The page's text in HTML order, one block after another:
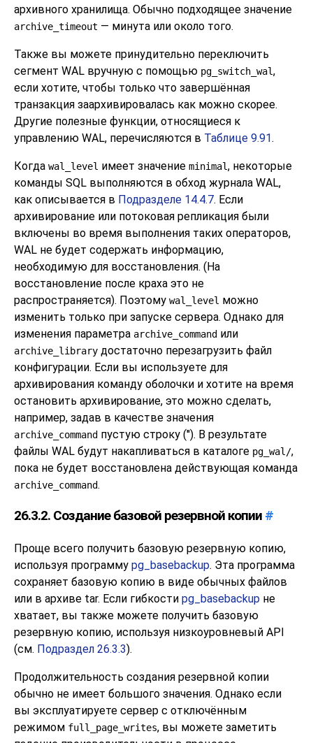
архивного хранилища. Обычно подходящее значение
archive_timeout — минута или около того.
Также вы можете принудительно переключить
сегмент WAL вручную с помощью pg_switch_wal,
если хотите, чтобы только что завершённая
транзакция заархивировалась как можно скорее.
Другие полезные функции, относящиеся к
управлению WAL, перечисляются в Таблице 9.91.
Когда wal_level имеет значение minimal, некоторые
команды SQL выполняются в обход журнала WAL,
как описывается в Подразделе 14.4.7. Если
архивирование или потоковая репликация были
включены во время выполнения таких операторов,
WAL не будет содержать информацию,
необходимую для восстановления. (На
восстановление после краха это не
распространяется). Поэтому wal_level можно
изменить только при запуске сервера. Однако для
изменения параметра archive_command или
archive_library достаточно перезагрузить файл
конфигурации. Если вы используете для
архивирования команду оболочки и хотите на время
остановить архивирование, это можно сделать,
например, задав в качестве значения
archive_command пустую строку (''). В результате
файлы WAL будут накапливаться в каталоге pg_wal/,
пока не будет восстановлена действующая команда
archive_command.
26.3.2. Создание базовой резервной копии #
Проще всего получить базовую резервную копию,
используя программу pg_basebackup. Эта программа
сохраняет базовую копию в виде обычных файлов
или в архиве tar. Если гибкости pg_basebackup не
хватает, вы также можете получить базовую
резервную копию, используя низкоуровневый API
(см. Подраздел 26.3.3).
Продолжительность создания резервной копии
обычно не имеет большого значения. Однако если
вы эксплуатируете сервер с отключённым
режимом full_page_writes, вы можете заметить